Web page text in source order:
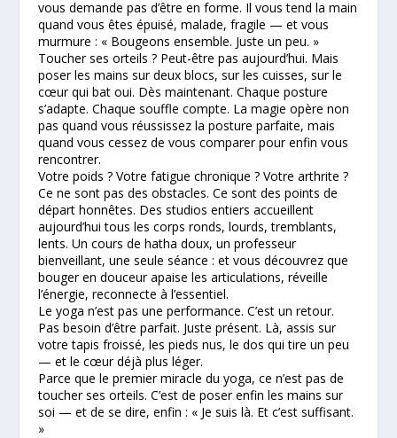
vous demande pas d’être en forme. Il vous tend la main
quand vous êtes épuisé, malade, fragile — et vous
murmure : « Bougeons ensemble. Juste un peu. »
Toucher ses orteils ? Peut-être pas aujourd’hui. Mais
poser les mains sur deux blocs, sur les cuisses, sur le
cœur qui bat oui. Dès maintenant. Chaque posture
s’adapte. Chaque souffle compte. La magie opère non
pas quand vous réussissez la posture parfaite, mais
quand vous cessez de vous comparer pour enfin vous
rencontrer.
Votre poids ? Votre fatigue chronique ? Votre arthrite ?
Ce ne sont pas des obstacles. Ce sont des points de
départ honnêtes. Des studios entiers accueillent
aujourd’hui tous les corps ronds, lourds, tremblants,
lents. Un cours de hatha doux, un professeur
bienveillant, une seule séance : et vous découvrez que
bouger en douceur apaise les articulations, réveille
l’énergie, reconnecte à l’essentiel.
Le yoga n’est pas une performance. C’est un retour.
Pas besoin d’être parfait. Juste présent. Là, assis sur
votre tapis froissé, les pieds nus, le dos qui tire un peu
— et le cœur déjà plus léger.
Parce que le premier miracle du yoga, ce n’est pas de
toucher ses orteils. C’est de poser enfin les mains sur
soi — et de se dire, enfin : « Je suis là. Et c’est suffisant.
»